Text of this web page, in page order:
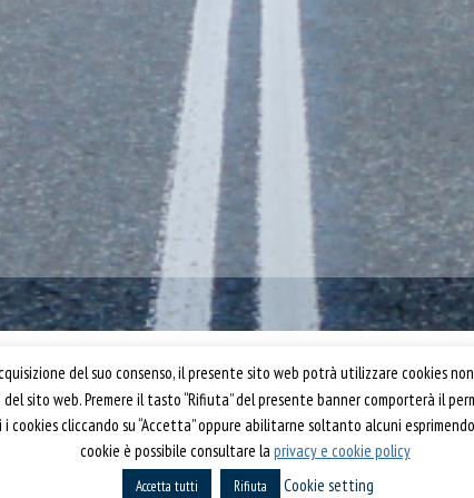
Confartigianato Trasporti
Via S. Giovanni in Laterano, 152 | 00184 Roma
T: 06 70374.275
trasporti@confartigianato.it
confartigianatotrasporti@pec.it
del suo consenso, il presente sito web potrà utilizzare cookies
sito web. Premere il tasto “Rifiuta” del presente banner comporterà il
cliccando su “Accetta” oppure abilitarne soltanto alcuni
cookie è possibile consultare la privacy e cookie policy
Accetta tutti Rifiuta Cookie setting